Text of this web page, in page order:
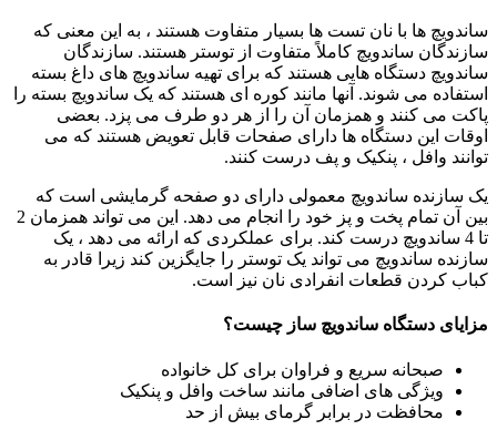
ساندویچ ها با نان تست ها بسیار متفاوت هستند ، به این معنی که
سازندگان ساندویچ کاملاً متفاوت از توستر هستند. سازندگان
ساندویچ دستگاه هایی هستند که برای تهیه ساندویچ های داغ بسته
استفاده می شوند. آنها مانند کوره ای هستند که یک ساندویچ بسته را
پاکت می کنند و همزمان آن را از هر دو طرف می پزد. بعضی
اوقات این دستگاه ها دارای صفحات قابل تعویض هستند که می
توانند وافل ، پنکیک و پف درست کنند.
یک سازنده ساندویچ معمولی دارای دو صفحه گرمایشی است که
بین آن تمام پخت و پز خود را انجام می دهد. این می تواند همزمان 2
تا 4 ساندویچ درست کند. برای عملکردی که ارائه می دهد ، یک
سازنده ساندویچ می تواند یک توستر را جایگزین کند زیرا قادر به
کباب کردن قطعات انفرادی نان نیز است.
مزایای دستگاه ساندویچ ساز چیست؟
صبحانه سریع و فراوان برای کل خانواده
ویژگی های اضافی مانند ساخت وافل و پنکیک
محافظت در برابر گرمای بیش از حد